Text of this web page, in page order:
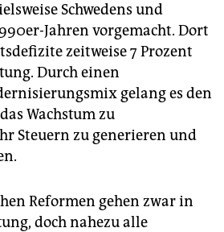
Schwedens und
Jahren vorgemacht. Dort
zeitweise 7 Prozent
Durch einen
gelang es den
Wachstum zu
Steuern zu generieren und
Reformen gehen zwar in
doch nahezu alle